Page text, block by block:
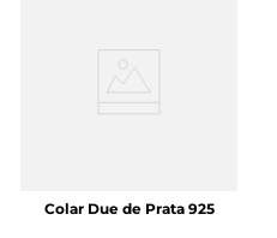
Colar Due de Prata 925